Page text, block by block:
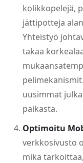
kolikkopelejä,
jättipotteja
Yhteistyö
takaa
uusimmat
paikasta.
Optimoitu
verkkosivusto
mikä